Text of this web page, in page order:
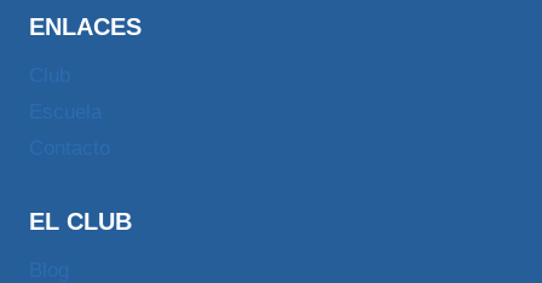
ENLACES
EL CLUB